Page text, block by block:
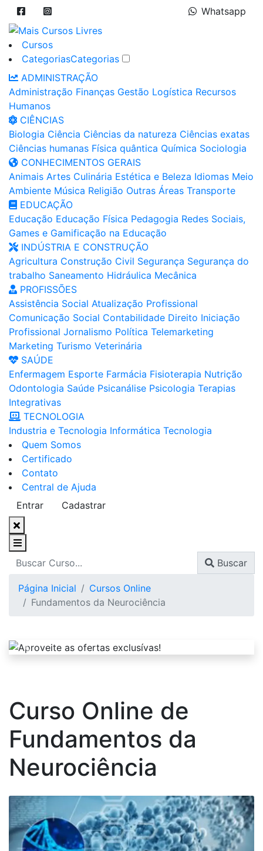
Whatsapp
Cursos
CategoriasCategorias
ADMINISTRAÇÃO
Administração Finanças Gestão Logística Recursos
Humanos
CIÊNCIAS
Biologia Ciência Ciências da natureza Ciências exatas
Ciências humanas Física quântica Química Sociologia
CONHECIMENTOS GERAIS
Animais Artes Culinária Estética e Beleza Idiomas Meio
Ambiente Música Religião Outras Áreas Transporte
EDUCAÇÃO
Educação Educação Física Pedagogia Redes Sociais,
Games e Gamificação na Educação
INDÚSTRIA E CONSTRUÇÃO
Agricultura Construção Civil Segurança Segurança do
trabalho Saneamento Hidráulica Mecânica
PROFISSÕES
Assistência Social Atualização Profissional
Comunicação Social Contabilidade Direito Iniciação
Profissional Jornalismo Política Telemarketing
Marketing Turismo Veterinária
SAÚDE
Enfermagem Esporte Farmácia Fisioterapia Nutrição
Odontologia Saúde Psicanálise Psicologia Terapias
Integrativas
TECNOLOGIA
Industria e Tecnologia Informática Tecnologia
Quem Somos
Certificado
Contato
Central de Ajuda
Entrar
Cadastrar
Buscar
Página Inicial
Cursos Online
Fundamentos da Neurociência
Curso Online de
Fundamentos da
Neurociência